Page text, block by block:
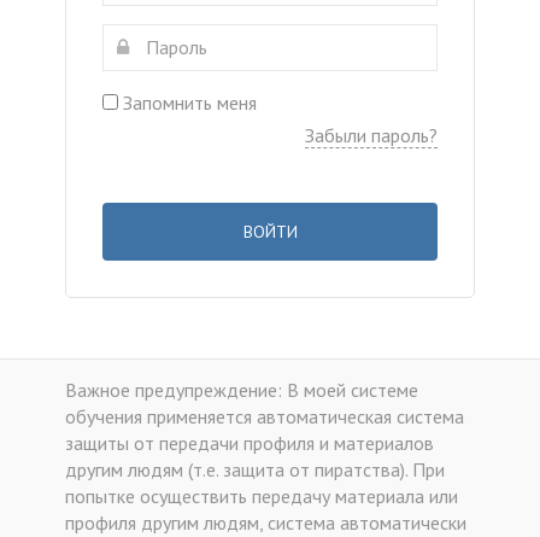
Запомнить меня
Забыли пароль?
ВОЙТИ
Важное предупреждение: В моей системе
обучения применяется автоматическая система
защиты от передачи профиля и материалов
другим людям (т.е. защита от пиратства). При
попытке осуществить передачу материала или
профиля другим людям, система автоматически